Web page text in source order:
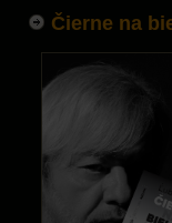
Čierne na